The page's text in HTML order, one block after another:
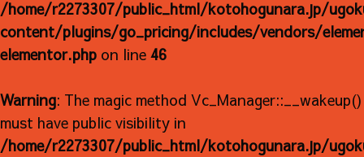
/home/r2273307/public_html/kotohogunara.jp/
content/plugins/go_pricing/includes/vendors/
elementor.php on line 46
Warning: The magic method Vc_Manager::__wakeup()
must have public visibility in
/home/r2273307/public_html/kotohogunara.jp/